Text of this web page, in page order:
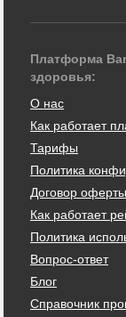
Платформа
здоровья:
О нас
Как работает
Тарифы
Политика
Договор оферты
Как работает
Политика
Вопрос-ответ
Блог
Справочник